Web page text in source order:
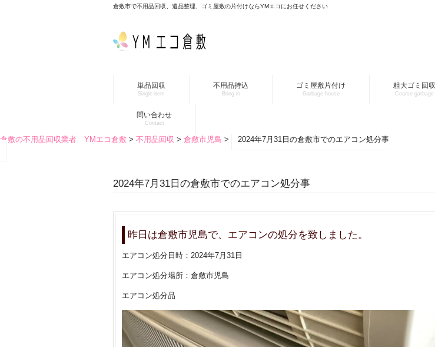
倉敷市で不用品回収、遺品整理、ゴミ屋敷の片付けならYMエコにお任せください
単品回収
Single item
不用品持込
Bring in
ゴミ屋敷片付け
Garbage house
粗大ゴミ回収
Coarse garbage
問い合わせ
Contact
倉敷の不用品回収業者 YMエコ倉敷 > 不用品回収 > 倉敷市児島 > 2024年7月31日の倉敷市でのエアコン処分事
2024年7月31日の倉敷市でのエアコン処分事
昨日は倉敷市児島で、エアコンの処分を致しました。
エアコン処分日時：2024年7月31日
エアコン処分場所：倉敷市児島
エアコン処分品